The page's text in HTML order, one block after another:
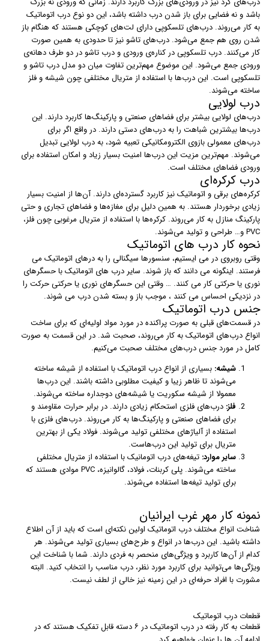
باشد و نه فضایی برای باز شدن درب داشته باشد، این دو نوع درب اتوماتیک
به کار می‌روند. درب‌های تلسکوپی دارای لت‌های کوچکی هستند که هنگام باز
شدن روی هم جمع می‌شود. درب‌های تاشو نیز تا حدودی به همین صورت
کار می‌کنند. درب تلسکوپی در کناره‌ی ورودی و درب تاشو در دو طرف دهانه‌ی
ورودی جمع می‌شود. این موضوع مهم‌ترین تفاوت میان دو مدل درب تاشو و
تلسکوپی است. این درب‌ها با استفاده از متریال مختلفی چون شیشه و فلز
ساخته می‌شوند.
درب لولایی
درب‌های لولایی بیشتر برای فضاهای صنعتی و پارکینگ‌ها کاربرد دارند. این
درب‌ها بیشترین شباهت را به درب‌های دستی دارند. در واقع اگر برای
درب‌های معمولی بازوی الکترومکانیکی تعبیه شود، به درب لولایی تبدیل
می‌شوند. مهم‌ترین مزیت این درب‌ها امنیت بسیار زیاد و امکان استفاده برای
ورودی فضاهای مختلف است.
درب کرکره‌ای
کرکره‌های برقی و اتوماتیک نیز کاربرد گسترده‌ای دارند. آن‌ها از امنیت بسیار
زیادی برخوردار هستند. به همین دلیل برای مغازه‌ها و فضاهای تجاری و حتی
پارکینگ منازل به کار می‌روند. کرکره‌ها با استفاده از متریال مرغوبی چون فلز،
PVC و… طراحی و تولید می‌شوند.
نحوه کار درب های اتوماتیک
وقتی روبروی در می ایستیم، سنسورها سیگنالی را به درهای اتوماتیک می
فرستند. اینگونه می دانند که باز شوند. سایر درب های اتوماتیک با حسگرهای
نوری یا حرکتی کار می کنند. … وقتی این حسگرهای نوری یا حرکتی حرکت را
در نزدیکی احساس می کنند ، موجب باز و بسته شدن درب می شوند.
جنس درب اتوماتیک
در قسمت‌های قبلی به صورت پراکنده در مورد مواد اولیه‌ای که برای ساخت
انواع درب‌های اتوماتیک به کار می‌روند،‌ صحبت شد. در این قسمت به صورت
کامل در مورد جنس درب‌های مختلف صحبت می‌کنیم.
شیشه: بسیاری از انواع درب اتوماتیک با استفاده از شیشه ساخته
می‌شوند تا ظاهر زیبا و کیفیت مطلوبی داشته باشند. این درب‌ها
معمولا از شیشه سکوریت یا شیشه‌های دوجداره ساخته می‌شوند.
فلز: درب‌های فلزی استحکام زیادی دارند. در برابر حرارت مقاومند و
برای فضاهای صنعتی و پارکینگ‌ها به کار می‌روند. درب‌های فلزی با
استفاده از آلیاژهای مختلفی تولید می‌شوند. فولاد یکی از بهترین
متریال برای تولید این درب‌هاست.
سایر موارد: تیغه‌های درب اتومانیک با استفاده از متریال مختلفی
ساخته می‌شوند. پلی کربنات، فولاد، گالوانیزه، PVC موادی هستند که
برای تولید تیغه‌ها استفاده می‌شوند.
نمونه کار مهر غرب ایرانیان
شناخت انواع مختلف درب اتوماتیک اولین نکته‌ای است که باید از آن اطلاع
داشته باشید. این درب‌ها در انواع و طرح‌های بسیاری تولید می‌شوند. هر
کدام از آن‌ها کاربرد و ویژگی‌های منحصر به فردی دارند. شما با شناخت این
ویژگی‌ها می‌توانید برای کاربرد مورد نظر، درب مناسب را انتخاب کنید. البته
مشورت با افراد حرفه‌ای در این زمینه نیز خالی از لطف نیست.
قطعات درب اتوماتیک
قطعات به کار رفته در درب اتوماتیک در ۶ دسته قابل تفکیک هستند که در